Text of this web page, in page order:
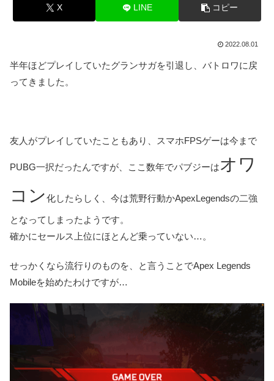
X LINE コピー
2022.08.01
半年ほどプレイしていたグランサガを引退し、バトロワに戻
ってきました。
友人がプレイしていたこともあり、スマホFPSゲーは今まで
PUBG一択だったんですが、ここ数年でパブジーはオワ
コン化したらしく、今は荒野行動かApexLegendsの二強
となってしまったようです。
確かにセールス上位にほとんど乗っていない…。
せっかくなら流行りのものを、と言うことでApex Legends
Mobileを始めたわけですが…